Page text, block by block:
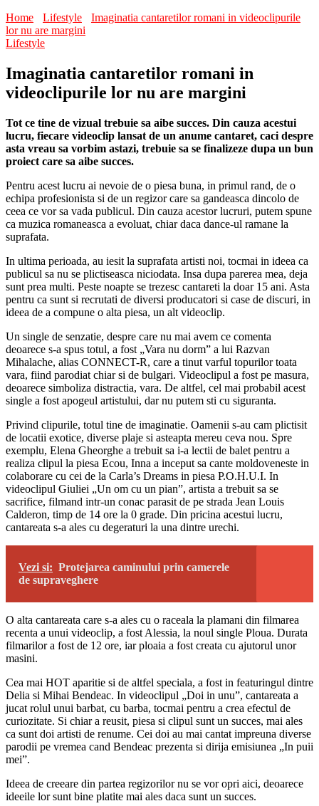
Home
Lifestyle
Imaginatia cantaretilor romani in videoclipurile
lor nu are margini
Lifestyle
Imaginatia cantaretilor romani in
videoclipurile lor nu are margini
Tot ce tine de vizual trebuie sa aibe succes. Din cauza acestui
lucru, fiecare videoclip lansat de un anume cantaret, caci despre
asta vreau sa vorbim astazi, trebuie sa se finalizeze dupa un bun
proiect care sa aibe succes.
Pentru acest lucru ai nevoie de o piesa buna, in primul rand, de o
echipa profesionista si de un regizor care sa gandeasca dincolo de
ceea ce vor sa vada publicul. Din cauza acestor lucruri, putem spune
ca muzica romaneasca a evoluat, chiar daca dance-ul ramane la
suprafata.
In ultima perioada, au iesit la suprafata artisti noi, tocmai in ideea ca
publicul sa nu se plictiseasca niciodata. Insa dupa parerea mea, deja
sunt prea multi. Peste noapte se trezesc cantareti la doar 15 ani. Asta
pentru ca sunt si recrutati de diversi producatori si case de discuri, in
ideea de a compune o alta piesa, un alt videoclip.
Un single de senzatie, despre care nu mai avem ce comenta
deoarece s-a spus totul, a fost „Vara nu dorm” a lui Razvan
Mihalache, alias CONNECT-R, care a tinut varful topurilor toata
vara, fiind parodiat chiar si de bulgari. Videoclipul a fost pe masura,
deoarece simboliza distractia, vara. De altfel, cel mai probabil acest
single a fost apogeul artistului, dar nu putem sti cu siguranta.
Privind clipurile, totul tine de imaginatie. Oamenii s-au cam plictisit
de locatii exotice, diverse plaje si asteapta mereu ceva nou. Spre
exemplu, Elena Gheorghe a trebuit sa i-a lectii de balet pentru a
realiza clipul la piesa Ecou, Inna a inceput sa cante moldoveneste in
colaborare cu cei de la Carla’s Dreams in piesa P.O.H.U.I. In
videoclipul Giuliei „Un om cu un pian”, artista a trebuit sa se
sacrifice, filmand intr-un conac parasit de pe strada Jean Louis
Calderon, timp de 14 ore la 0 grade. Din pricina acestui lucru,
cantareata s-a ales cu degeraturi la una dintre urechi.
Vezi si: Protejarea caminului prin camerele
de supraveghere
O alta cantareata care s-a ales cu o raceala la plamani din filmarea
recenta a unui videoclip, a fost Alessia, la noul single Ploua. Durata
filmarilor a fost de 12 ore, iar ploaia a fost creata cu ajutorul unor
masini.
Cea mai HOT aparitie si de altfel speciala, a fost in featuringul dintre
Delia si Mihai Bendeac. In videoclipul „Doi in unu”, cantareata a
jucat rolul unui barbat, cu barba, tocmai pentru a crea efectul de
curiozitate. Si chiar a reusit, piesa si clipul sunt un succes, mai ales
ca sunt doi artisti de renume. Cei doi au mai cantat impreuna diverse
parodii pe vremea cand Bendeac prezenta si dirija emisiunea „In puii
mei”.
Ideea de creeare din partea regizorilor nu se vor opri aici, deoarece
ideeile lor sunt bine platite mai ales daca sunt un succes.